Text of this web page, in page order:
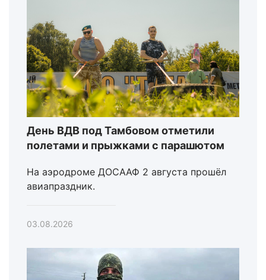
День ВДВ под Тамбовом отметили
полетами и прыжками с парашютом
На аэродроме ДОСААФ 2 августа прошёл
авиапраздник.
03.08.2026